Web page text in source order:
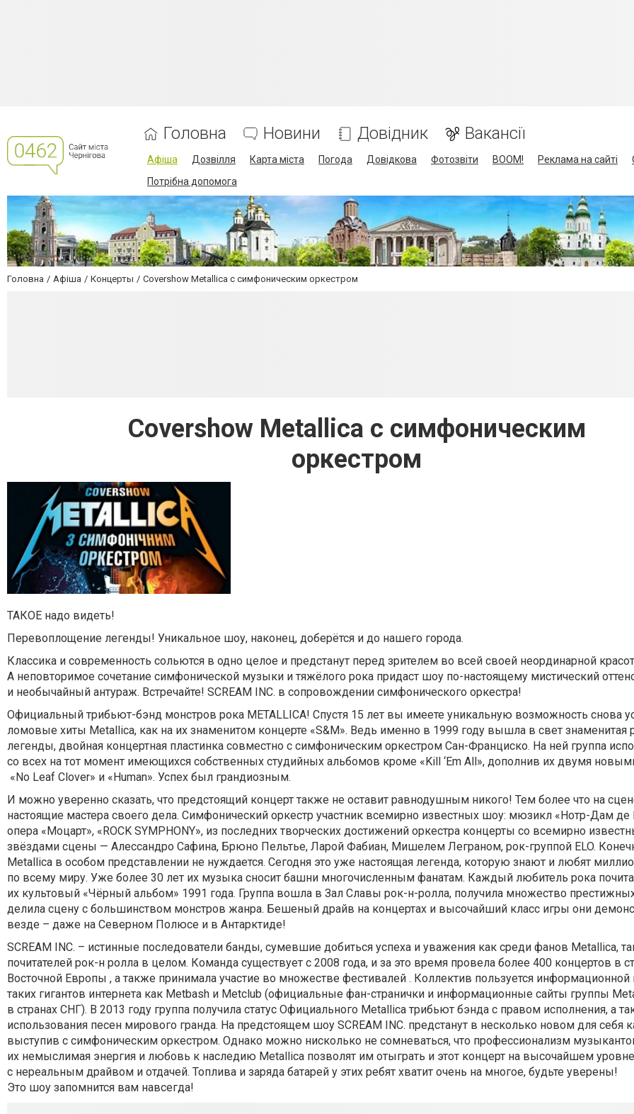
Головна Новини Довідник Вакансії
Афіша Дозвілля Карта міста Погода Довідкова Фотозвіти BOOM! Реклама на сайті
Потрібна допомога
Головна Афіша Концерты Covershow Metallica с симфоническим оркестром
Covershow Metallica с симфоническим
оркестром
ТАКОЕ надо видеть!
Перевоплощение легенды! Уникальное шоу, наконец, доберётся и до нашего города.
Классика и современность сольются в одно целое и предстанут перед зрителем во всей своей неординарной
А неповторимое сочетание симфонической музыки и тяжёлого рока придаст шоу по-настоящему мистический
и необычайный антураж. Встречайте! SCREAM INC. в сопровождении симфонического оркестра!
Официальный трибьют-бэнд монстров рока METALLICA! Спустя 15 лет вы имеете уникальную возможность снова
ломовые хиты Metallica, как на их знаменитом концерте «S&M». Ведь именно в 1999 году вышла в свет знаменитая
легенды, двойная концертная пластинка совместно с симфоническим оркестром Сан-Франциско. На ней группа
со всех на тот момент имеющихся собственных студийных альбомов кроме «Kill ‘Em All», дополнив их двумя
«No Leaf Clover» и «Human». Успех был грандиозным.
И можно уверенно сказать, что предстоящий концерт также не оставит равнодушным никого! Тем более что на
настоящие мастера своего дела. Симфонический оркестр участник всемирно известных шоу: мюзикл «Нотр-Дам де
опера «Моцарт», «ROCK SYMPHONY», из последних творческих достижений оркестра концерты со всемирно
звёздами сцены — Алессандро Сафина, Брюно Пельтье, Ларой Фабиан, Мишелем Леграном, рок-группой ELO.
Metallica в особом представлении не нуждается. Сегодня это уже настоящая легенда, которую знают и любят
по всему миру. Уже более 30 лет их музыка сносит башни многочисленным фанатам. Каждый любитель рока
их культовый «Чёрный альбом» 1991 года. Группа вошла в Зал Славы рок-н-ролла, получила множество
делила сцену с большинством монстров жанра. Бешеный драйв на концертах и высочайший класс игры они
везде – даже на Северном Полюсе и в Антарктиде!
SCREAM INC. – истинные последователи банды, сумевшие добиться успеха и уважения как среди фанов Metallica,
почитателей рок-н ролла в целом. Команда существует с 2008 года, и за это время провела более 400 концертов в
Восточной Европы , а также принимала участие во множестве фестивалей . Коллектив пользуется
таких гигантов интернета как Metbash и Metclub (официальные фан-странички и информационные сайты группы
в странах СНГ). В 2013 году группа получила статус Официального Metallica трибьют бэнда с правом исполнения, а
использования песен мирового гранда. На предстоящем шоу SCREAM INC. предстанут в несколько новом для себя
выступив с симфоническим оркестром. Однако можно нисколько не сомневаться, что профессионализм
их немыслимая энергия и любовь к наследию Metallica позволят им отыграть и этот концерт на высочайшем
с нереальным драйвом и отдачей. Топлива и заряда батарей у этих ребят хватит очень на многое, будьте уверены!
Это шоу запомнится вам навсегда!